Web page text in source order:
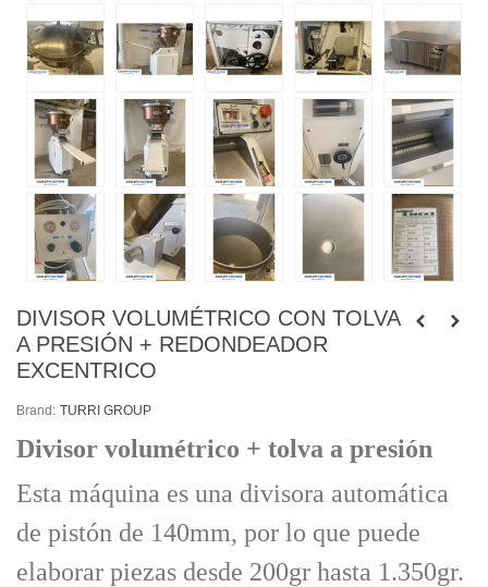
DIVISOR VOLUMÉTRICO CON TOLVA
A PRESIÓN + REDONDEADOR
EXCENTRICO
Brand: TURRI GROUP
Divisor volumétrico + tolva a presión
Esta máquina es una divisora automática
de pistón de 140mm, por lo que puede
elaborar piezas desde 200gr hasta 1.350gr.